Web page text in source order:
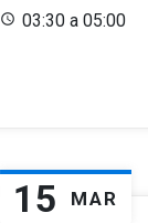
03:30 a 05:00
15 MAR